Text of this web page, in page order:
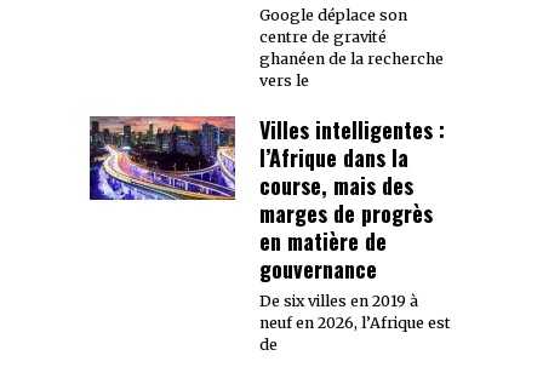
Google déplace son
centre de gravité
ghanéen de la recherche
vers le
Villes intelligentes :
l’Afrique dans la
course, mais des
marges de progrès
en matière de
gouvernance
De six villes en 2019 à
neuf en 2026, l’Afrique est
de